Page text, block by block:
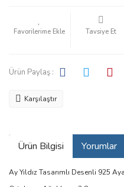
Tavsiye Et
Ürün Paylaş :
Karşılaştır
Ürün Bilgisi Yorumlar
Ay Yıldız Tasarımlı Desenli 925